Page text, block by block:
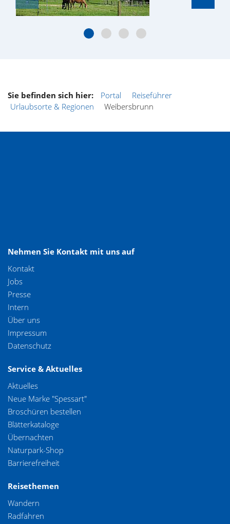
Sie befinden sich hier: Portal
Reiseführer
Urlaubsorte & Regionen
Weibersbrunn
Nehmen Sie Kontakt mit uns auf
Kontakt
Jobs
Presse
Intern
Über uns
Impressum
Datenschutz
Service & Aktuelles
Aktuelles
Neue Marke "Spessart"
Broschüren bestellen
Blätterkataloge
Übernachten
Naturpark-Shop
Barrierefreiheit
Reisethemen
Wandern
Radfahren